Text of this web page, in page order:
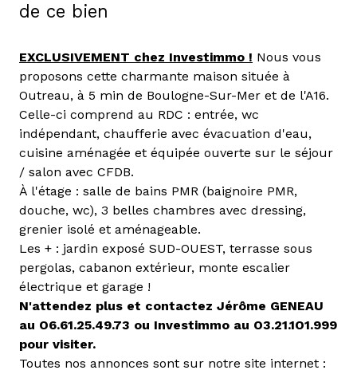
de ce bien
EXCLUSIVEMENT chez Investimmo ! Nous vous
proposons cette charmante maison située à
Outreau, à 5 min de Boulogne-Sur-Mer et de l'A16.
Celle-ci comprend au RDC : entrée, wc
indépendant, chaufferie avec évacuation d'eau,
cuisine aménagée et équipée ouverte sur le séjour
/ salon avec CFDB.
À l'étage : salle de bains PMR (baignoire PMR,
douche, wc), 3 belles chambres avec dressing,
grenier isolé et aménageable.
Les + : jardin exposé SUD-OUEST, terrasse sous
pergolas, cabanon extérieur, monte escalier
électrique et garage !
N'attendez plus et contactez Jérôme GENEAU
au O6.61.25.49.73 ou Investimmo au O3.21.1O1.999
pour visiter.
Toutes nos annonces sont sur notre site internet :